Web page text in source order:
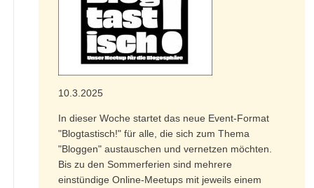
10.3.2025
In dieser Woche startet das neue Event-Format
"Blogtastisch!" für alle, die sich zum Thema
"Bloggen" austauschen und vernetzen möchten.
Bis zu den Sommerferien sind mehrere
einstündige Online-Meetups mit jeweils einem